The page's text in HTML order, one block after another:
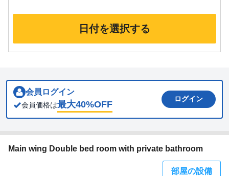
日付を選択する
会員ログイン
会員価格は最大40%OFF
ログイン
Main wing Double bed room with private bathroom
部屋の設備